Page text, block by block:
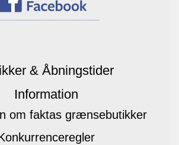
& Åbningstider
Information
om faktas grænsebutikker